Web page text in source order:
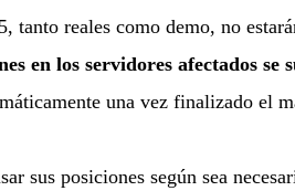
tanto reales como demo, no
en los servidores afectados
una vez finalizado el
sus posiciones según sea